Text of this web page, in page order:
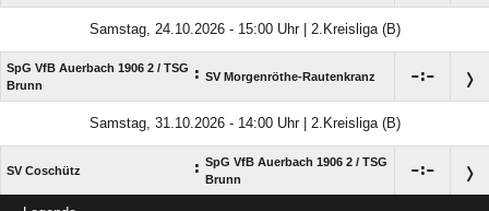
Samstag, 24.10.2026 - 15:00 Uhr | 2.Kreisliga (B)
SpG VfB Auerbach 1906 2 /​ TSG
Brunn
: SV Morgenröthe-Rautenkranz :
Samstag, 31.10.2026 - 14:00 Uhr | 2.Kreisliga (B)
SV Coschütz : SpG VfB Auerbach 1906 2 /​ TSG
Brunn
: